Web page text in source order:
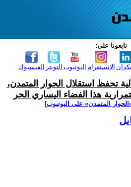
تابعونا على:
الفيسبوك التويتر اليوتيوب الانستغرام
تحفظ استقلال الحوار المتمدن،
هذا الفضاء اليساري الحر
المتمدن» على اليوتيوب]